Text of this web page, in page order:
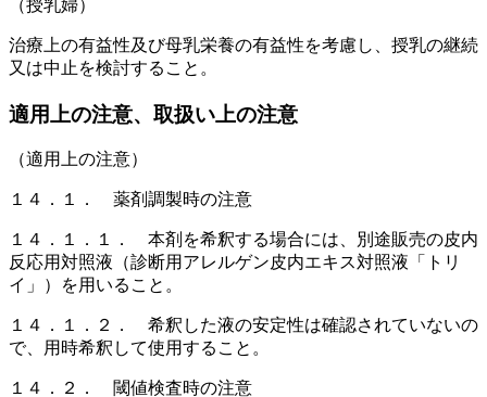
（授乳婦）
治療上の有益性及び母乳栄養の有益性を考慮し、授乳の継続
又は中止を検討すること。
適用上の注意、取扱い上の注意
（適用上の注意）
１４．１． 薬剤調製時の注意
１４．１．１． 本剤を希釈する場合には、別途販売の皮内
反応用対照液（診断用アレルゲン皮内エキス対照液「トリ
イ」）を用いること。
１４．１．２． 希釈した液の安定性は確認されていないの
で、用時希釈して使用すること。
１４．２． 閾値検査時の注意